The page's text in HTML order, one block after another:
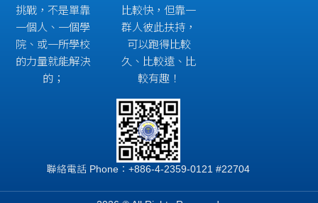
挑戰，不是單靠
一個人、一個學
院、或一所學校
的力量就能解決
的；
比較快，但靠一
群人彼此扶持，
可以跑得比較
久、比較遠、比
較有趣！
聯絡電話 Phone：+886-4-2359-0121 #22704